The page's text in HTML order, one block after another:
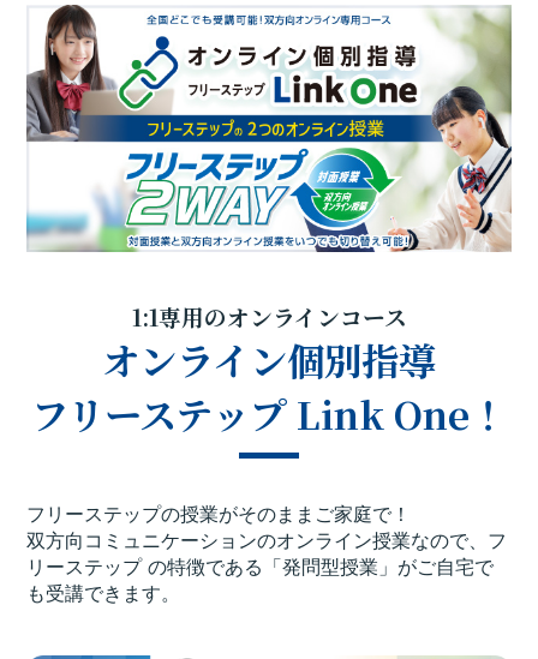
1:1専用のオンラインコース
オンライン個別指導
フリーステップ Link One！
フリーステップの授業がそのままご家庭で！
双方向コミュニケーションのオンライン授業なので、 フ
リーステップ の特徴である「発問型授業」がご自宅で
も受講できます。